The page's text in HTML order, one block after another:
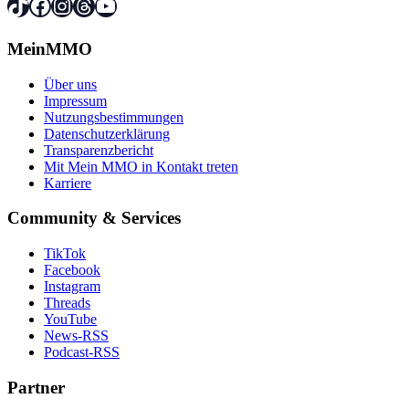
TikTok
Facebook
Instagram
Threads
YouTube
MeinMMO
Über uns
Impressum
Nutzungsbestimmungen
Datenschutzerklärung
Transparenzbericht
Mit Mein MMO in Kontakt treten
Karriere
Community & Services
TikTok
Facebook
Instagram
Threads
YouTube
News-RSS
Podcast-RSS
Partner